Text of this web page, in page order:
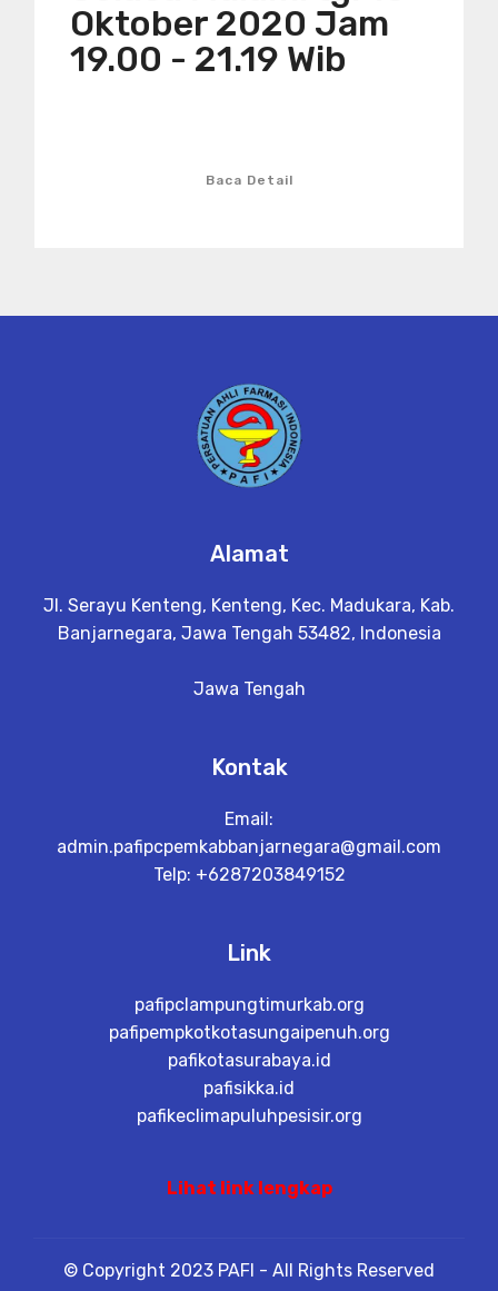
Oktober 2020 Jam
19.00 - 21.19 Wib
Baca Detail
Alamat
Jl. Serayu Kenteng, Kenteng, Kec. Madukara, Kab.
Banjarnegara, Jawa Tengah 53482, Indonesia
Jawa Tengah
Kontak
Email:
admin.pafipcpemkabbanjarnegara@gmail.com
Telp: +6287203849152
Link
pafipclampungtimurkab.org
pafipempkotkotasungaipenuh.org
pafikotasurabaya.id
pafisikka.id
pafikeclimapuluhpesisir.org
Lihat link lengkap
© Copyright 2023 PAFI - All Rights Reserved